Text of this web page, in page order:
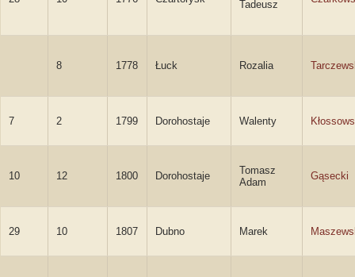
Tadeusz
8 1778 Łuck Rozalia
7 2 1799 Dorohostaje Walenty
10 12 1800 Dorohostaje
Tomasz
Adam
Gąsecki
29 10 1807 Dubno Marek